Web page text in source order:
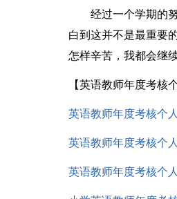
经过一个学期的努
白到这并不是最重要
怎样辛苦，我都会继
【英语教师年度考核
英语教师年度考核个
英语教师年度考核个
英语教师年度考核个